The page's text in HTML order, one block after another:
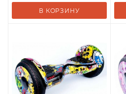
В КОРЗИНУ